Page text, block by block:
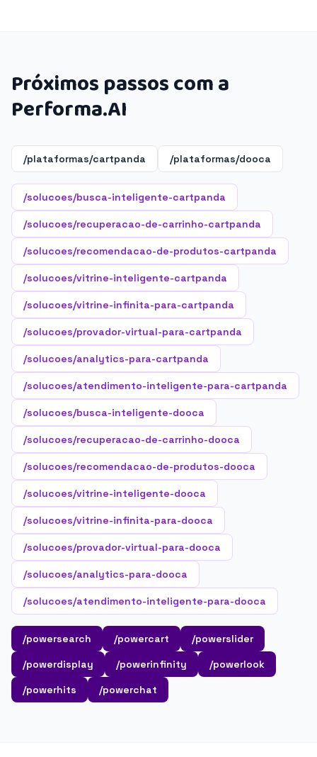
Próximos passos com a
Performa.AI
/plataformas/cartpanda /plataformas/dooca
/solucoes/busca-inteligente-cartpanda
/solucoes/recuperacao-de-carrinho-cartpanda
/solucoes/recomendacao-de-produtos-cartpanda
/solucoes/vitrine-inteligente-cartpanda
/solucoes/vitrine-infinita-para-cartpanda
/solucoes/provador-virtual-para-cartpanda
/solucoes/analytics-para-cartpanda
/solucoes/atendimento-inteligente-para-cartpanda
/solucoes/busca-inteligente-dooca
/solucoes/recuperacao-de-carrinho-dooca
/solucoes/recomendacao-de-produtos-dooca
/solucoes/vitrine-inteligente-dooca
/solucoes/vitrine-infinita-para-dooca
/solucoes/provador-virtual-para-dooca
/solucoes/analytics-para-dooca
/solucoes/atendimento-inteligente-para-dooca
/powersearch /powercart
/powerslider
/powerdisplay
/powerinfinity
/powerlook
/powerhits
/powerchat